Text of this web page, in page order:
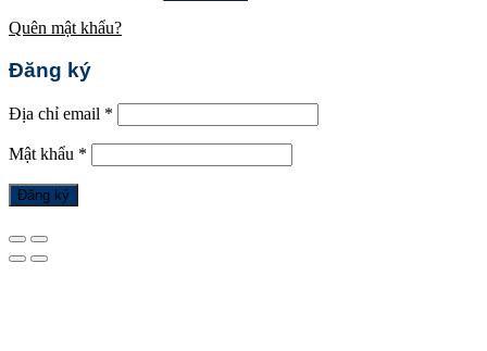
Quên mật khẩu?
Đăng ký
Địa chỉ email *
Mật khẩu *
Đăng ký